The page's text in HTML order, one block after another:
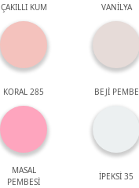
ÇAKILLI KUM VANİLYA
KORAL 285 BEJİ PEMBE
MASAL
PEMBESİ
İPEKSİ 35